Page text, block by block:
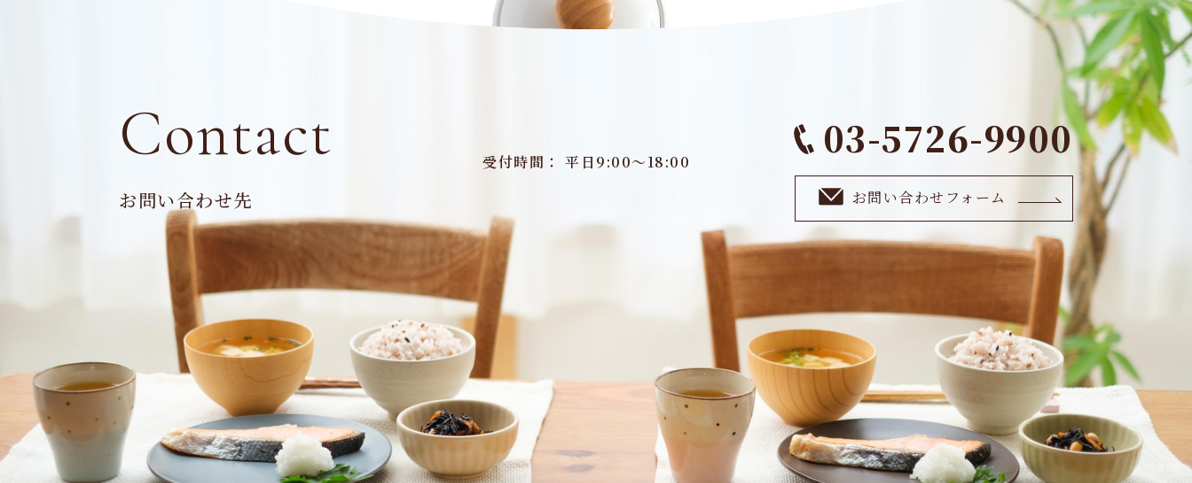
Contact
お問い合わせ先
受付時間： 平日9:00～18:00 03-5726-9900
お問い合わせフォーム